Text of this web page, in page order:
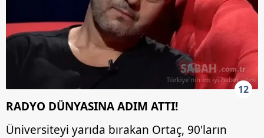
12
RADYO DÜNYASINA ADIM ATTI!
Üniversiteyi yarıda bırakan Ortaç, 90'ların